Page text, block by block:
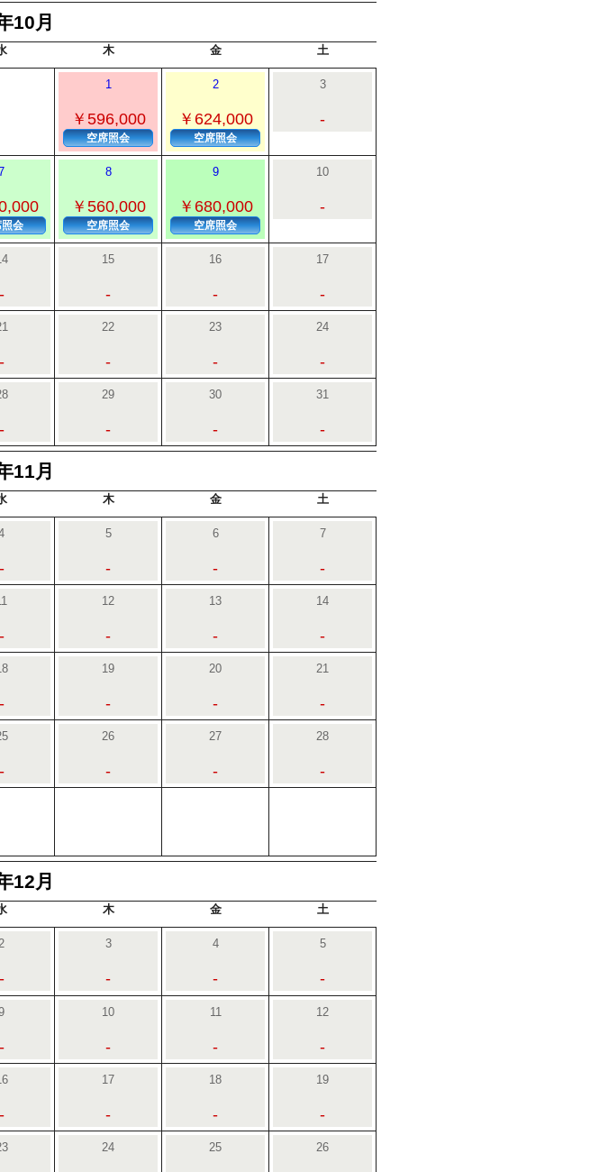
10月
木 金 土
1
￥596,000
空席照会
2
￥624,000
空席照会
3
-
会
8
￥560,000
空席照会
9
￥680,000
空席照会
10
-
-
15
-
16
-
17
-
-
22
-
23
-
24
-
-
29
-
30
-
31
-
11月
木 金 土
-
5
-
6
-
7
-
-
12
-
13
-
14
-
-
19
-
20
-
21
-
-
26
-
27
-
28
-
12月
木 金 土
-
3
-
4
-
5
-
-
10
-
11
-
12
-
-
17
-
18
-
19
-
24 25 26